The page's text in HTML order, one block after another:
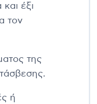
έξι
τον
της
ή